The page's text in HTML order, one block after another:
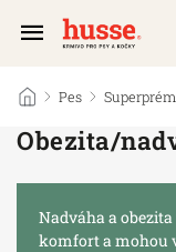
/ Pes /
Obezita/
Nadváha a
komfort a mohou